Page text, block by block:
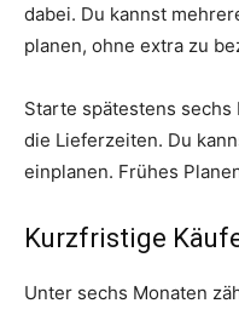
dabei. Du kannst
planen, ohne extra zu
Starte spätestens
die Lieferzeiten. Du
einplanen. Frühes
Kurzfristige
Unter sechs Monaten